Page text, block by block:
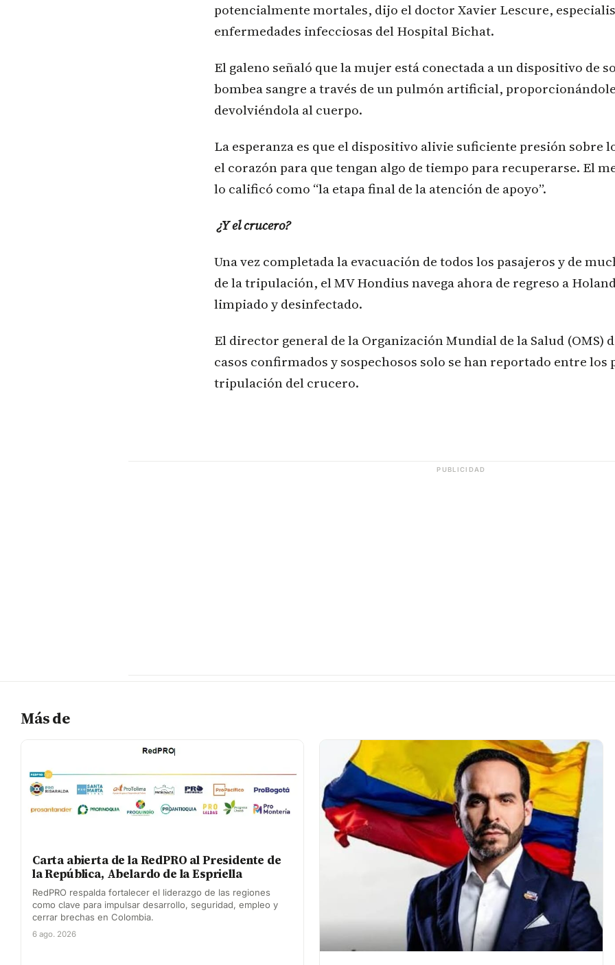
potencialmente mortales, dijo el doctor Xavier Lescure,
enfermedades infecciosas del Hospital Bichat.
El galeno señaló que la mujer está conectada a un dispositivo de
bombea sangre a través de un pulmón artificial,
devolviéndola al cuerpo.
La esperanza es que el dispositivo alivie suficiente presión sobre
el corazón para que tengan algo de tiempo para recuperarse. El
lo calificó como “la etapa final de la atención de apoyo”.
¿Y el crucero?
Una vez completada la evacuación de todos los pasajeros y de
de la tripulación, el MV Hondius navega ahora de regreso a
limpiado y desinfectado.
El director general de la Organización Mundial de la Salud (OMS)
casos confirmados y sospechosos solo se han reportado entre los
tripulación del crucero.
PUBLICIDAD
Más de
Carta abierta de la RedPRO al Presidente de
la República, Abelardo de la Espriella
RedPRO respalda fortalecer el liderazgo de las regiones
como clave para impulsar desarrollo, seguridad, empleo y
cerrar brechas en Colombia.
6 ago. 2026